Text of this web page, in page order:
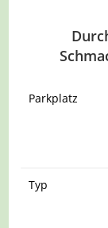
Parkplatz
Typ